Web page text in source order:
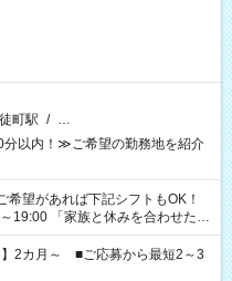
町駅 / …
以内！≫ご希望の勤務地を紹介
を合わせた
がしたい」 「できれば残業はし
さいね。 ※Wワーク希望
る勤務時間と、もう1つのお仕事
】2カ月～ ■ご応募から最短2～3